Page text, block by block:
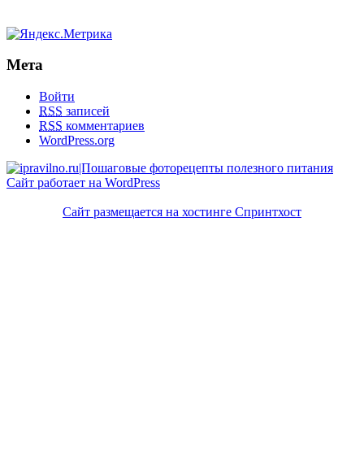
Мета
Войти
RSS записей
RSS комментариев
WordPress.org
Сайт работает на WordPress
Сайт размещается на хостинге Спринтхост